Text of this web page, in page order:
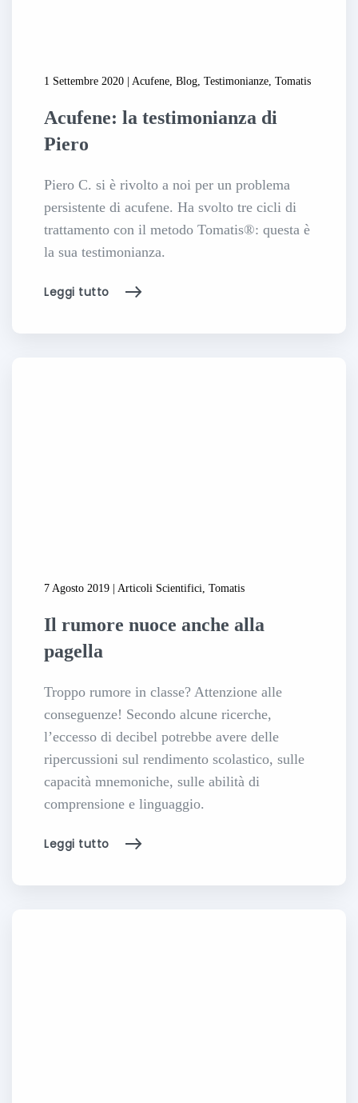
1 Settembre 2020 | Acufene, Blog, Testimonianze, Tomatis
Acufene: la testimonianza di
Piero
Piero C. si è rivolto a noi per un problema
persistente di acufene. Ha svolto tre cicli di
trattamento con il metodo Tomatis®: questa è
la sua testimonianza.
Leggi tutto
7 Agosto 2019 | Articoli Scientifici, Tomatis
Il rumore nuoce anche alla
pagella
Troppo rumore in classe? Attenzione alle
conseguenze! Secondo alcune ricerche,
l’eccesso di decibel potrebbe avere delle
ripercussioni sul rendimento scolastico, sulle
capacità mnemoniche, sulle abilità di
comprensione e linguaggio.
Leggi tutto